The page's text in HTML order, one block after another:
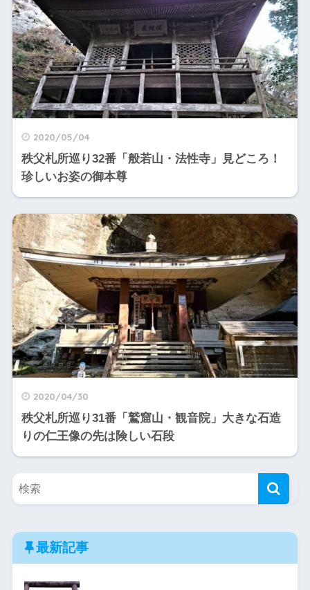
2020/05/04
秩父札所巡り32番「般若山・法性寺」見どころ！
珍しいお姿の御本尊
2020/04/30
秩父札所巡り31番「鷲窟山・観音院」大きな石造
りの仁王像の先は険しい石段
最新記事